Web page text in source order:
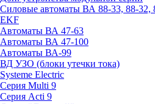
Силовые автоматы ВА 88-33, 88-32,
EKF
Автоматы ВА 47-63
Автоматы ВА 47-100
Автоматы ВА-99
ВД УЗО (блоки утечки тока)
Systeme Electric
Серия Multi 9
Серия Acti 9